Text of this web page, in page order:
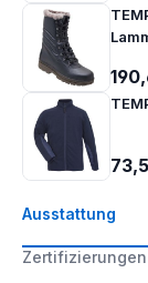
Ausstattung
Zertifizierungen